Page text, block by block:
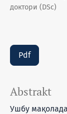
доктори (DSc)
Pdf
Abstrakt
Ушбу